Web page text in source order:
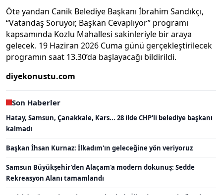
Öte yandan Canik Belediye Başkanı İbrahim Sandıkçı,
“Vatandaş Soruyor, Başkan Cevaplıyor” programı
kapsamında Kozlu Mahallesi sakinleriyle bir araya
gelecek. 19 Haziran 2026 Cuma günü gerçekleştirilecek
programın saat 13.30’da başlayacağı bildirildi.
diyekonustu.com
Son Haberler
Hatay, Samsun, Çanakkale, Kars... 28 ilde CHP'li belediye başkanı
kalmadı
Başkan İhsan Kurnaz: İlkadım'ın geleceğine yön veriyoruz
Samsun Büyükşehir'den Alaçam'a modern dokunuş: Sedde
Rekreasyon Alanı tamamlandı